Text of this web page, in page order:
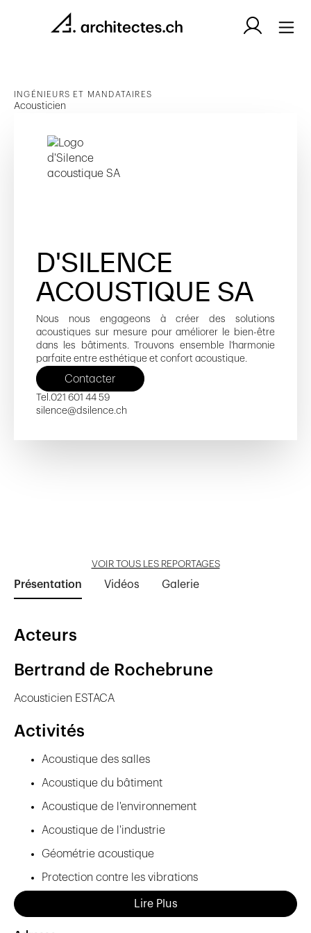
INGÉNIEURS ET MANDATAIRES
Acousticien
D'SILENCE
ACOUSTIQUE SA
Nous nous engageons à créer des solutions
acoustiques sur mesure pour améliorer le bien-être
dans les bâtiments. Trouvons ensemble l'harmonie
parfaite entre esthétique et confort acoustique.
Contacter
Tel.021 601 44 59
silence@dsilence.ch
VOIR TOUS LES REPORTAGES
Présentation Vidéos Galerie
Acteurs
Bertrand de Rochebrune
Acousticien ESTACA
Activités
Acoustique des salles
Acoustique du bâtiment
Acoustique de l'environnement
Acoustique de l'industrie
Géométrie acoustique
Protection contre les vibrations
Etudes, expertises, conseils
Lire Plus